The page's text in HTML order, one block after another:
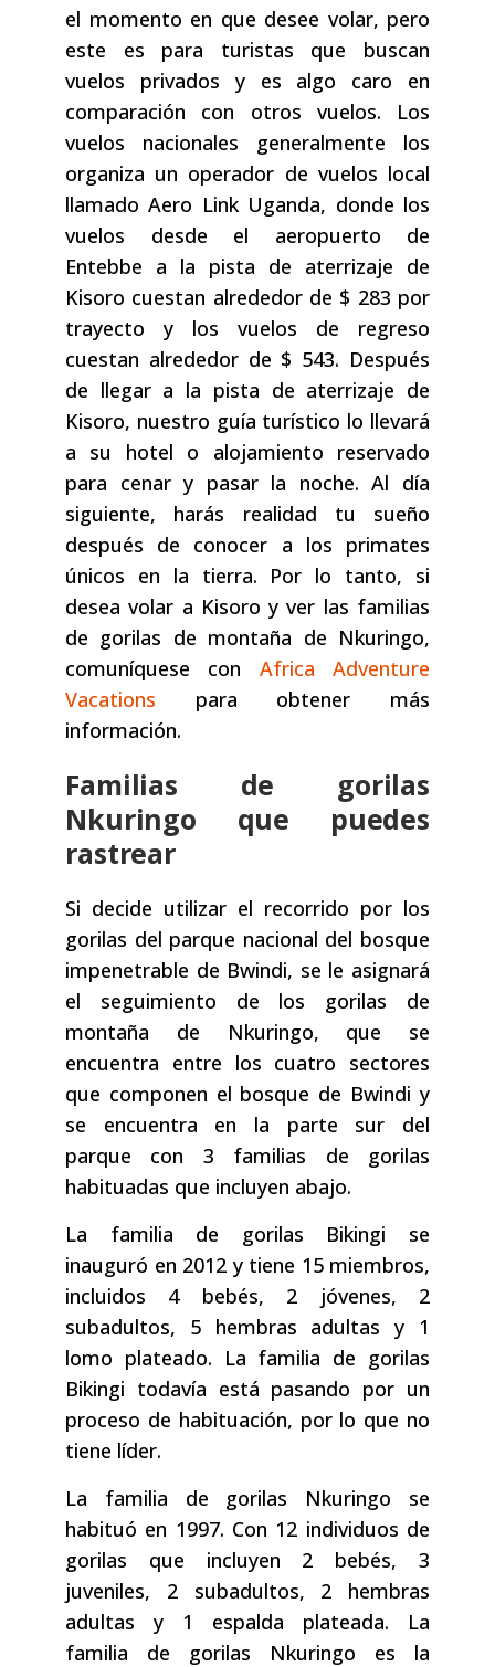
el momento en que desee volar, pero
este es para turistas que buscan
vuelos privados y es algo caro en
comparación con otros vuelos. Los
vuelos nacionales generalmente los
organiza un operador de vuelos local
llamado Aero Link Uganda, donde los
vuelos desde el aeropuerto de
Entebbe a la pista de aterrizaje de
Kisoro cuestan alrededor de $ 283 por
trayecto y los vuelos de regreso
cuestan alrededor de $ 543. Después
de llegar a la pista de aterrizaje de
Kisoro, nuestro guía turístico lo llevará
a su hotel o alojamiento reservado
para cenar y pasar la noche. Al día
siguiente, harás realidad tu sueño
después de conocer a los primates
únicos en la tierra. Por lo tanto, si
desea volar a Kisoro y ver las familias
de gorilas de montaña de Nkuringo,
comuníquese con Africa Adventure
Vacations para obtener más
información.
Familias de gorilas
Nkuringo que puedes
rastrear
Si decide utilizar el recorrido por los
gorilas del parque nacional del bosque
impenetrable de Bwindi, se le asignará
el seguimiento de los gorilas de
montaña de Nkuringo, que se
encuentra entre los cuatro sectores
que componen el bosque de Bwindi y
se encuentra en la parte sur del
parque con 3 familias de gorilas
habituadas que incluyen abajo.
La familia de gorilas Bikingi se
inauguró en 2012 y tiene 15 miembros,
incluidos 4 bebés, 2 jóvenes, 2
subadultos, 5 hembras adultas y 1
lomo plateado. La familia de gorilas
Bikingi todavía está pasando por un
proceso de habituación, por lo que no
tiene líder.
La familia de gorilas Nkuringo se
habituó en 1997. Con 12 individuos de
gorilas que incluyen 2 bebés, 3
juveniles, 2 subadultos, 2 hembras
adultas y 1 espalda plateada. La
familia de gorilas Nkuringo es la